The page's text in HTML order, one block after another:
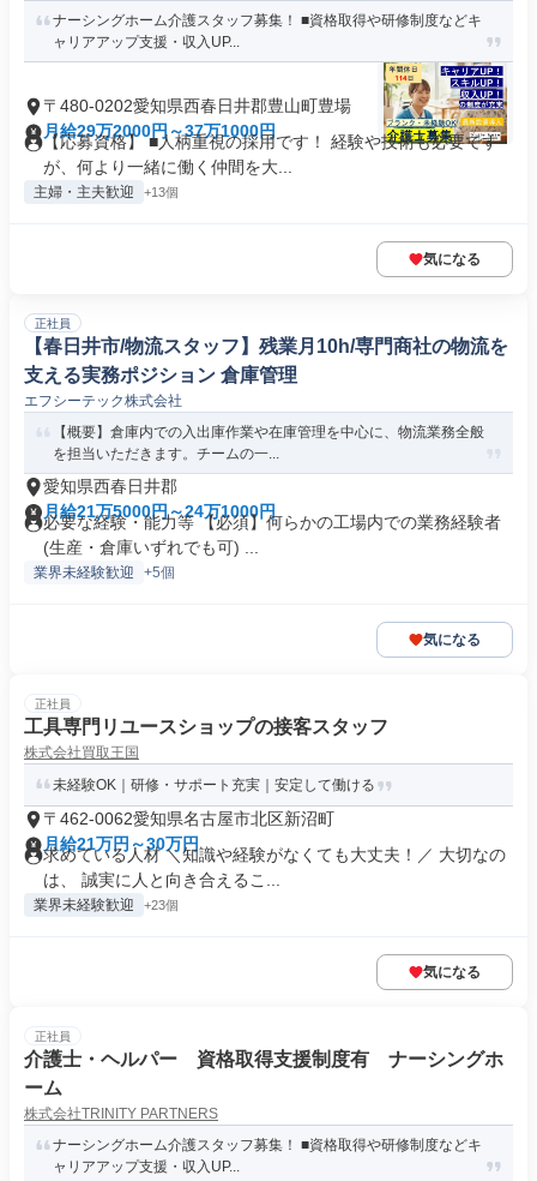
ナーシングホーム介護スタッフ募集！ ■資格取得や研修制度などキ
ャリアアップ支援・収入UP...
〒480-0202愛知県西春日井郡豊山町豊場
月給29万2000円～37万1000円
【応募資格】 ■人柄重視の採用です！ 経験や技術も必要です
が、何より一緒に働く仲間を大...
主婦・主夫歓迎 +13個
気になる
正社員
【春日井市/物流スタッフ】残業月10h/専門商社の物流を
支える実務ポジション 倉庫管理
エフシーテック株式会社
【概要】倉庫内での入出庫作業や在庫管理を中心に、物流業務全般
を担当いただきます。チームの一...
愛知県西春日井郡
月給21万5000円～24万1000円
必要な経験・能力等 【必須】何らかの工場内での業務経験者
(生産・倉庫いずれでも可) ...
業界未経験歓迎 +5個
気になる
正社員
工具専門リユースショップの接客スタッフ
株式会社買取王国
未経験OK｜研修・サポート充実｜安定して働ける
〒462-0062愛知県名古屋市北区新沼町
月給21万円～30万円
求めている人材 ＼知識や経験がなくても大丈夫！／ 大切なの
は、 誠実に人と向き合えるこ...
業界未経験歓迎 +23個
気になる
正社員
介護士・ヘルパー 資格取得支援制度有 ナーシングホ
ーム
株式会社TRINITY PARTNERS
ナーシングホーム介護スタッフ募集！ ■資格取得や研修制度などキ
ャリアアップ支援・収入UP...